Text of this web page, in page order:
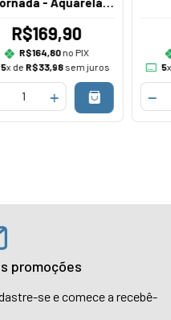
R$169,90
R$164,80no PIX
5x de R$33,98sem juros 5
promoções
se e comece a recebê-